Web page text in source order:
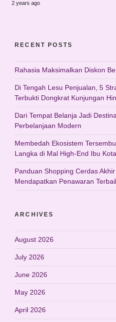
2 years ago
RECENT POSTS
Rahasia Maksimalkan Diskon
Di Tengah Lesu Penjualan, 5
Terbukti Dongkrat Kunjungan
Dari Tempat Belanja Jadi
Perbelanjaan Modern
Membedah Ekosistem
Langka di Mal High-End Ibu Kota
Panduan Shopping Cerdas
Mendapatkan Penawaran
ARCHIVES
August 2026
July 2026
June 2026
May 2026
April 2026